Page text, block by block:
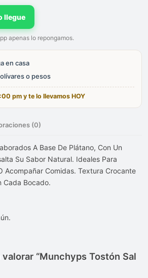
llegue
apenas lo repongamos.
en casa
o pesos
pm y te lo llevamos HOY
(0)
A Base De Plátano, Con Un
Su Sabor Natural. Ideales Para
Acompañar Comidas. Textura Crocante
Cada Bocado.
“Munchyps Tostón Sal